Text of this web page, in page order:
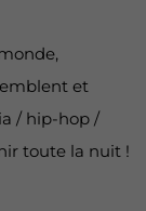
et
/ hip-hop /
toute la nuit !